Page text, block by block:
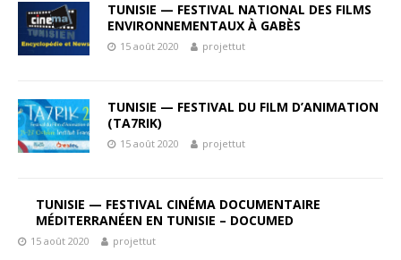
TUNISIE — FESTIVAL NATIONAL DES FILMS
ENVIRONNEMENTAUX À GABÈS
15 août 2020 projettut
TUNISIE — FESTIVAL DU FILM D’ANIMATION
(TA7RIK)
15 août 2020 projettut
TUNISIE — FESTIVAL CINÉMA DOCUMENTAIRE
MÉDITERRANÉEN EN TUNISIE – DOCUMED
15 août 2020 projettut